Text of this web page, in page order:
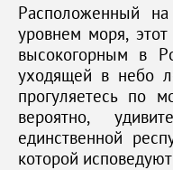
Расположенный
уровнем моря,
высокогорным в
уходящей в небо
прогуляетесь по
вероятно,
единственной
которой